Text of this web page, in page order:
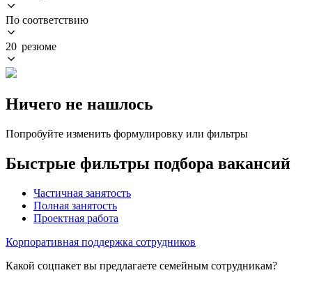
По соответствию
20 резюме
Ничего не нашлось
Попробуйте изменить формулировку или фильтры
Быстрые фильтры подбора вакансий
Частичная занятость
Полная занятость
Проектная работа
Корпоративная поддержка сотрудников
Какой соцпакет вы предлагаете семейным сотрудникам?